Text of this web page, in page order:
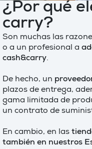
¿Por qué
carry?
Son muchas las
o a un profesional a
cash&carry.
De hecho, un
plazos de entrega,
gama limitada de
un contrato de
En cambio, en las
también en nuestros